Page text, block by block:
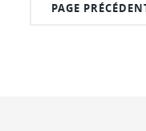
PAGE